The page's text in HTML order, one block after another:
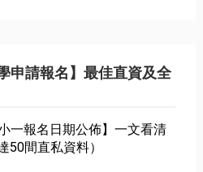
申請報名】最佳直資及全
一報名日期公佈】一文看清
50間直私資料）